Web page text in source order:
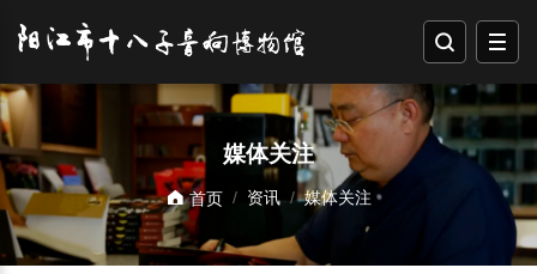
媒体关注
首页 资讯 媒体关注